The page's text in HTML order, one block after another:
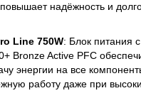
надёжность и
Line 750W: Блок питания с
Bronze Active PFC
энергии на все
работу даже при